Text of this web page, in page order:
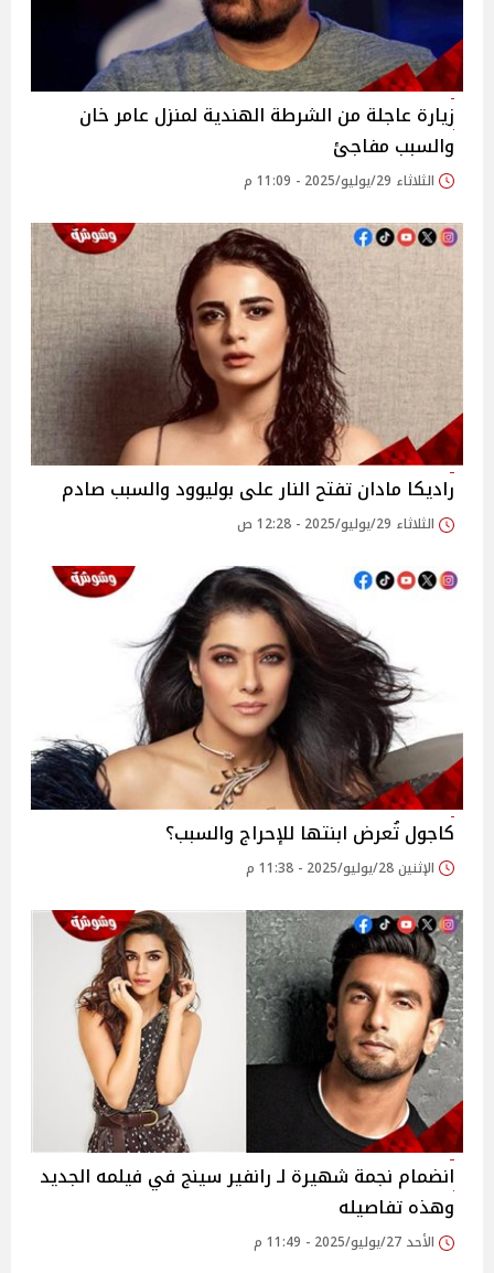
زيارة عاجلة من الشرطة الهندية لمنزل عامر خان
والسبب مفاجئ
الثلاثاء 29/يوليو/2025 - 11:09 م
راديكا مادان تفتح النار على بوليوود والسبب صادم
الثلاثاء 29/يوليو/2025 - 12:28 ص
كاجول تُعرض ابنتها للإحراج والسبب؟
الإثنين 28/يوليو/2025 - 11:38 م
انضمام نجمة شهيرة لـ رانفير سينج في فيلمه الجديد
وهذه تفاصيله
الأحد 27/يوليو/2025 - 11:49 م